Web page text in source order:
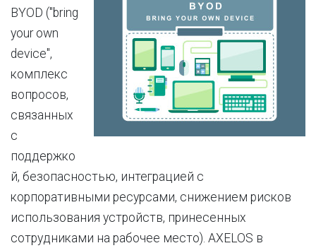
BYOD ("bring
your own
device",
комплекс
вопросов,
связанных
с
поддержко
й, безопасностью, интеграцией с
корпоративными ресурсами, снижением рисков
использования устройств, принесенных
сотрудниками на рабочее место). AXELOS в